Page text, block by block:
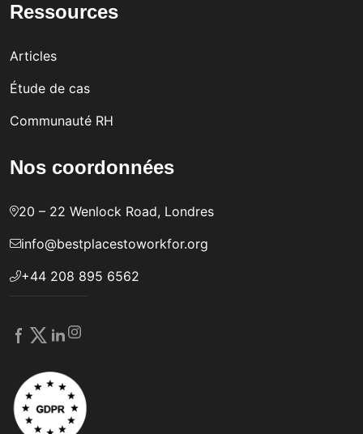
Ressources
Articles
Étude de cas
Communauté RH
Nos coordonnées
20 – 22 Wenlock Road, Londres
info@bestplacestoworkfor.org
+44 208 895 6562